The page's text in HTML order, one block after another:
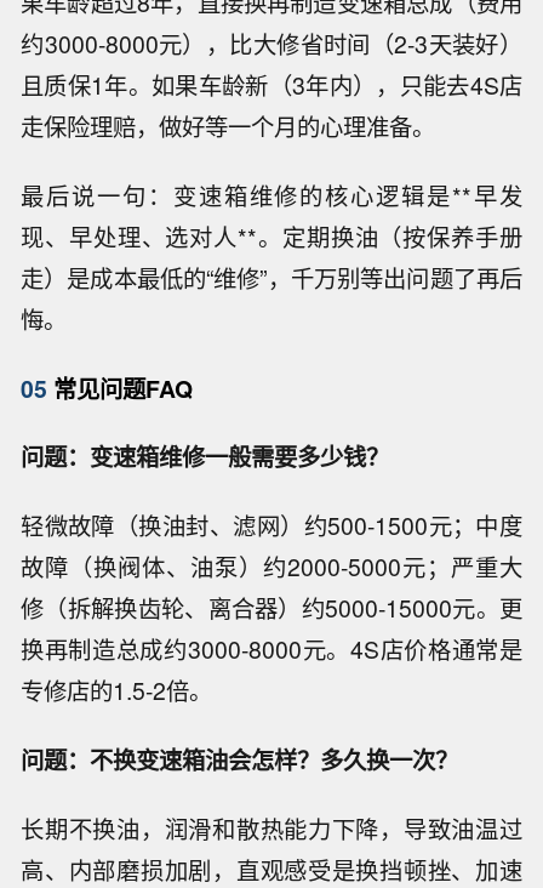
约3000-8000元），比大修省时间（2-3天装好）
且质保1年。如果车龄新（3年内），只能去4S店
走保险理赔，做好等一个月的心理准备。
最后说一句：变速箱维修的核心逻辑是**早发
现、早处理、选对人**。定期换油（按保养手册
走）是成本最低的“维修”，千万别等出问题了再后
悔。
05 常见问题FAQ
问题：变速箱维修一般需要多少钱？
轻微故障（换油封、滤网）约500-1500元；中度
故障（换阀体、油泵）约2000-5000元；严重大
修（拆解换齿轮、离合器）约5000-15000元。更
换再制造总成约3000-8000元。4S店价格通常是
专修店的1.5-2倍。
问题：不换变速箱油会怎样？多久换一次？
长期不换油，润滑和散热能力下降，导致油温过
高、内部磨损加剧，直观感受是换挡顿挫、加速